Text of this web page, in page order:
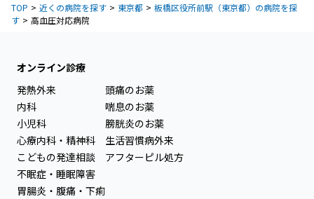
TOP 近くの病院を探す 東京都
板橋区役所前駅（東京都）の病院を探
す
高血圧対応病院
オンライン診療
発熱外来
内科
小児科
心療内科・精神科
こどもの発達相談
不眠症・睡眠障害
胃腸炎・腹痛・下痢
頭痛のお薬
喘息のお薬
膀胱炎のお薬
生活習慣病外来
アフターピル処方